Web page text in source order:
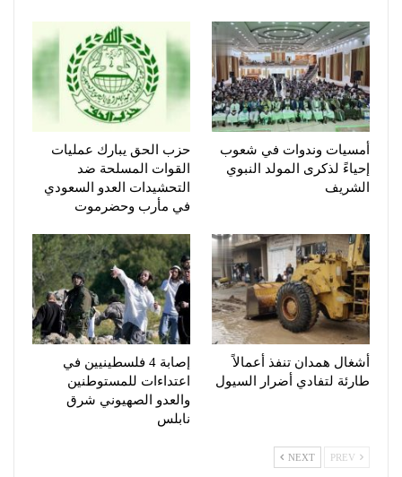
أمسيات وندوات في شعوب
إحياءً لذكرى المولد النبوي
الشريف
حزب الحق يبارك عمليات
القوات المسلحة ضد
التحشيدات العدو السعودي
في مأرب وحضرموت
أشغال همدان تنفذ أعمالاً
طارئة لتفادي أضرار السيول
إصابة 4 فلسطينيين في
اعتداءات للمستوطنين
والعدو الصهيوني شرق
نابلس
NEXT